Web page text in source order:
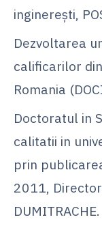
inginereşti,
Dezvoltarea
calificarilor
Romania
Doctoratul in
calitatii in
prin
2011,
DUMITRACHE.